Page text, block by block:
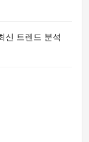
신 트렌드 분석